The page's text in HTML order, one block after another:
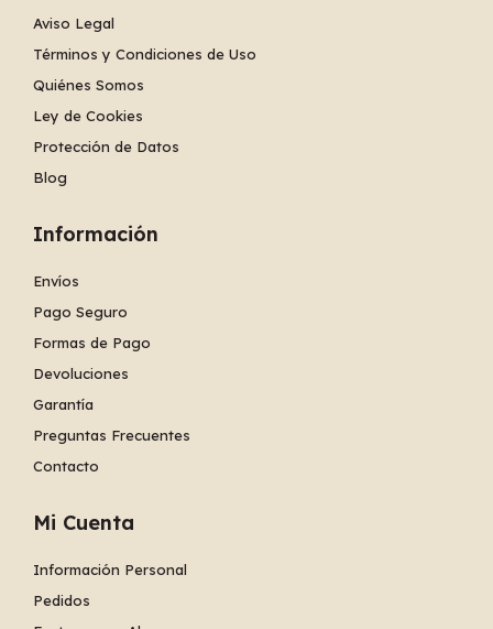
Aviso Legal
Términos y Condiciones de Uso
Quiénes Somos
Ley de Cookies
Protección de Datos
Blog
Información
Envíos
Pago Seguro
Formas de Pago
Devoluciones
Garantía
Preguntas Frecuentes
Contacto
Mi Cuenta
Información Personal
Pedidos